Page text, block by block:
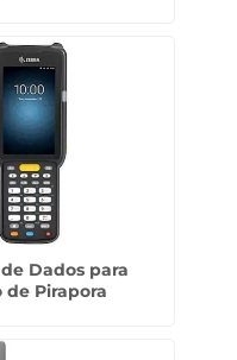
Dados para
de Pirapora